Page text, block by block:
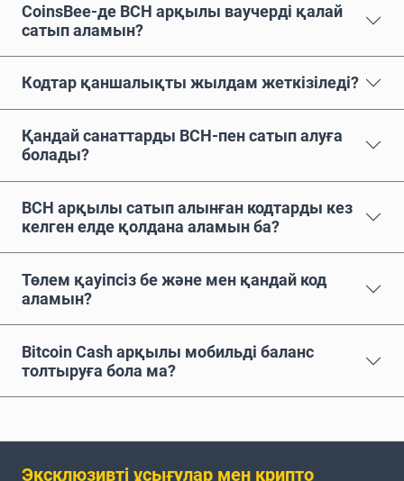
CoinsBee-де BCH арқылы ваучерді қалай
сатып аламын?
Кодтар қаншалықты жылдам жеткізіледі?
Қандай санаттарды BCH-пен сатып алуға
болады?
BCH арқылы сатып алынған кодтарды кез
келген елде қолдана аламын ба?
Төлем қауіпсіз бе және мен қандай код
аламын?
Bitcoin Cash арқылы мобильді баланс
толтыруға бола ма?
Эксклюзивті ұсығулар мен крипто